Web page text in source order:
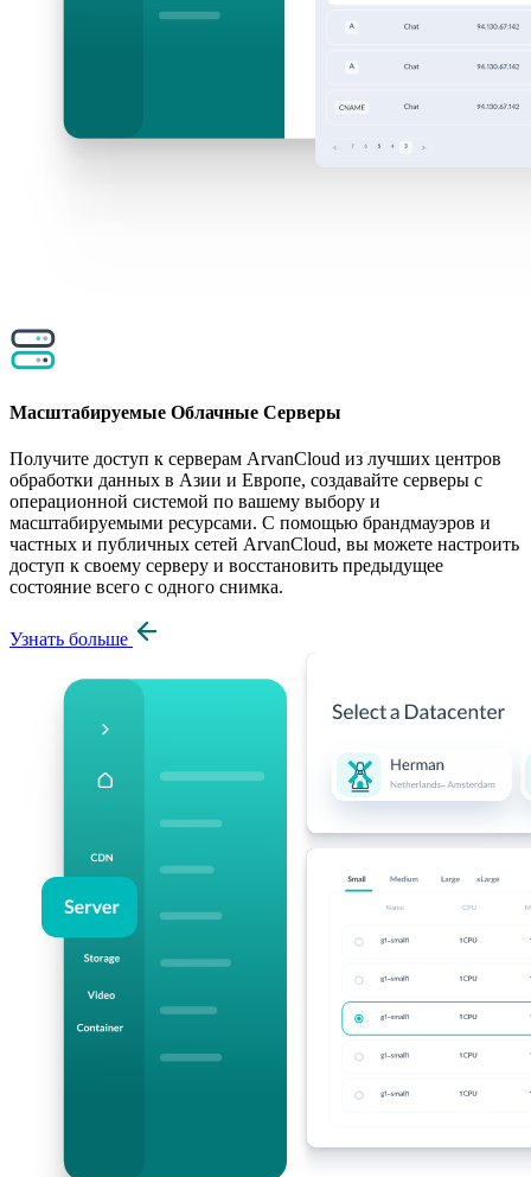
Масштабируемые Облачные Серверы
Получите доступ к серверам ArvanCloud из лучших центров
обработки данных в Азии и Европе, создавайте серверы с
операционной системой по вашему выбору и
масштабируемыми ресурсами. С помощью брандмауэров и
частных и публичных сетей ArvanCloud, вы можете настроить
доступ к своему серверу и восстановить предыдущее
состояние всего с одного снимка.
Узнать больше